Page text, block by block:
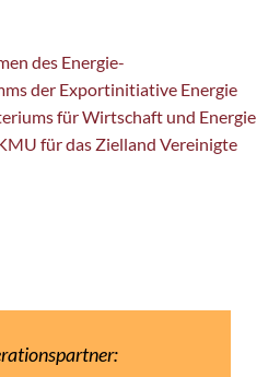
des Energie-
der Exportinitiative Energie
für Wirtschaft und Energie
für das Zielland Vereinigte